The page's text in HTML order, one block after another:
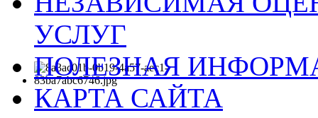
УСЛУГ
ПОЛЕЗНАЯ
КАРТА САЙТА